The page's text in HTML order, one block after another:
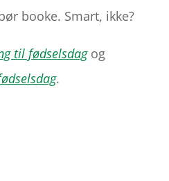
booke. Smart, ikke?
til fødselsdagog
.